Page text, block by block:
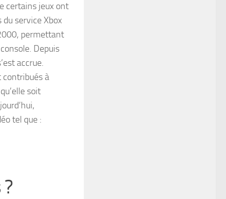
certains jeux ont
service Xbox
permettant
Depuis
accrue.
contribués à
soit
tel que :